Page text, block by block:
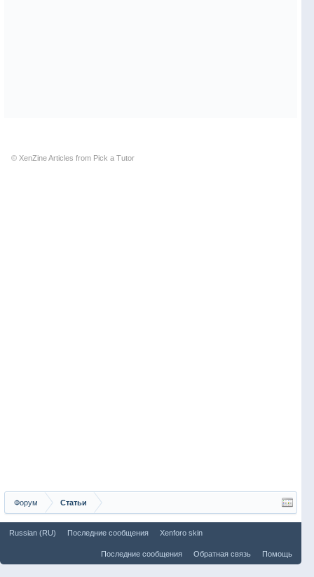
© XenZineArticles from Pick a Tutor
Форум Статьи
Russian (RU) Последние сообщения Xenforo skin
Последние сообщения Обратная связь Помощь